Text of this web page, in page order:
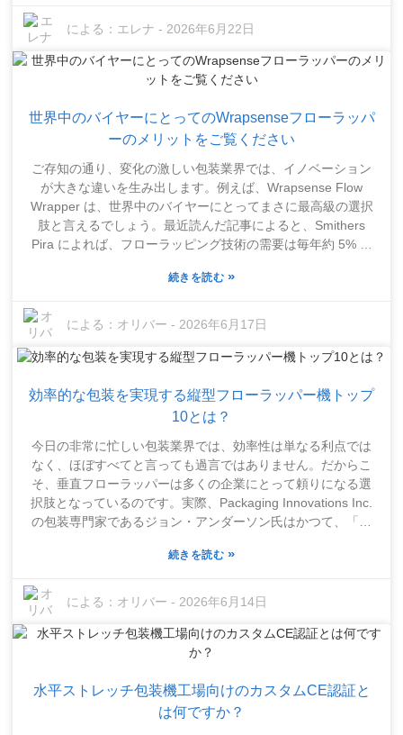
マシンは、生産ラインを大幅に向上させることができます」
と簡潔に述べています。しかし、問題は、選択肢が非常に多
く、自社に最適なものを見つけるのが大変だということで
す。機械の動作速度、柔軟性、アップグレードやメンテナン
業が最高のソリューションを提供していると主張しています
が、実際には、市場の多様なニーズをすべて満たしているわ
容易さや、使いやすさなど、重要な詳細を見落としている場
合もあります。つまり、入念な下調べと慎重な評価が何より
も重要です。高品質のフローラッピング機器に少し余分にお
金をかけることで、業務はよりスムーズになりますが、もち
ろん、最大限の効果を得るためには賢明な選択をする必要が
あります。
による： エレナ - 2026年6月22日
世界中のバイヤーにとってのWrapsenseフローラッパ
ーのメリットをご覧ください
ご存知の通り、変化の激しい包装業界では、イノベーション
が大きな違いを生み出します。例えば、Wrapsense Flow
Wrapper は、世界中のバイヤーにとってまさに最高級の選択
肢と言えるでしょう。最近読んだ記事によると、Smithers
Pira によれば、フローラッピング技術の需要は毎年約 5% ず
ものまで、あらゆるものを包装するのに非常に効率的なの
Wrapper を使用することで優位に立っており、業務の効率化
に大いに役立っています。言うまでもなく、製品の賞味期限
を延ばし、廃棄物を効果的に削減することもできます。この
も向上したとよく述べています。もちろん、すべてが順調と
いうわけではありません。初期費用がかかり、業務にいくつ
また、多くの商品には素晴らしい効果を発揮しますが、すべ
てに完璧に合うとは限りません。そしてもう一つ重要な点が
あります。業界のプロは、Wrapsense Flow Wrapperを最大限
に活用するには、スタッフのトレーニングが鍵だと強調して
います。すべての機能を使いこなしたいのであれば、適切な
トレーニングに投資する価値は十分にあります。どんなに高
真価を発揮することはできません。つまり、この技術は非常
に高度ですが、真の成功は、既存のワークフローにどれだけ
続きを読む »
による： オリバー - 2026年6月17日
効率的な包装を実現する縦型フローラッパー機トップ
10とは？
今日の非常に忙しい包装業界では、効率性は単なる利点では
なく、ほぼすべてと言っても過言ではありません。だからこ
そ、垂直フローラッパーは多くの企業にとって頼りになる選
択肢となっているのです。実際、Packaging Innovations Inc.
の包装専門家であるジョン・アンダーソン氏はかつて、「適
ャーになり得る」と述べています。まさにその通りですよ
直フローラッパーは非常に汎用性が高く、スナック菓子から
医薬品まで、あらゆる種類の包装に対応できます。巧妙な設
計により、迅速かつ効率的に包装することが可能です。しか
し、重要なのは、すべての機械が同じように作られているわ
度や精度に問題が生じる場合があり、結果としてコストが増
加し、必要以上に廃棄物が発生する可能性もあります。賢明
続きを読む »
による： オリバー - 2026年6月14日
水平ストレッチ包装機工場向けのカスタムCE認証と
は何ですか？